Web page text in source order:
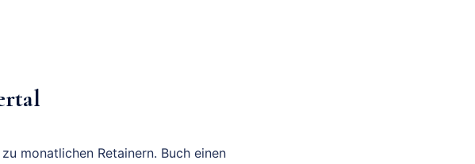
monatlichen Retainern. Buch einen